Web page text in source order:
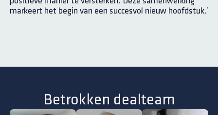
markeert het begin van een succesvol nieuw hoofdstuk.’
Betrokken dealteam